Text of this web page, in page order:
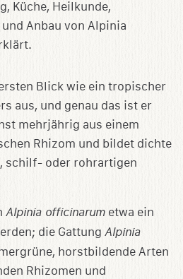
Blick wie ein tropischer
aus, und genau das ist er
mehrjährig aus einem
Rhizom und bildet dichte
schilf- oder rohrartigen
Alpinia officinarum etwa ein
die Gattung Alpinia
horstbildende Arten
Rhizomen und